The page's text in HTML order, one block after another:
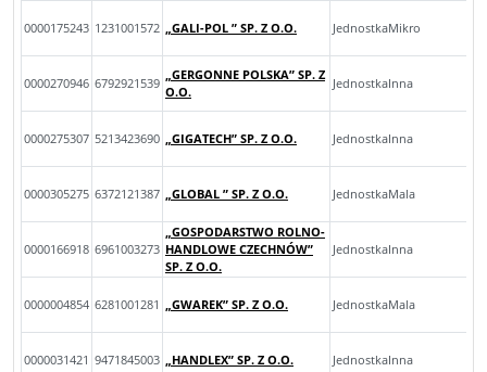
0000175243 1231001572 „GALI-POL ” SP. Z O.O. JednostkaMikro
0000270946 6792921539
„GERGONNE POLSKA” SP. Z
O.O.
JednostkaInna
0000275307 5213423690 „GIGATECH” SP. Z O.O. JednostkaInna
0000305275 6372121387 „GLOBAL ” SP. Z O.O. JednostkaMala
0000166918 6961003273
„GOSPODARSTWO ROLNO-
HANDLOWE CZECHNÓW”
SP. Z O.O.
JednostkaInna
0000004854 6281001281 „GWAREK” SP. Z O.O. JednostkaMala
0000031421 9471845003 „HANDLEX” SP. Z O.O. JednostkaInna